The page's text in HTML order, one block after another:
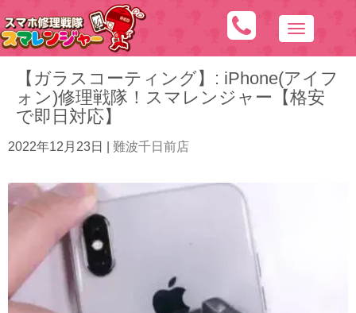
N
a
v
i
【ガラスコーティング】: iPhone(アイフ
ォン)修理戦隊！スマレンジャー【格安
で即日対応】
2022年12月23日 難波千日前店